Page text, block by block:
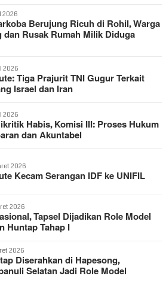
2026
Berujung Ricuh di Rohil, Warga
dan Rusak Rumah Milik Diduga
2026
Tiga Prajurit TNI Gugur Terkait
Israel dan Iran
2026
Habis, Komisi III: Proses Hukum
dan Akuntabel
2026
Kecam Serangan IDF ke UNIFIL
2026
Tapsel Dijadikan Role Model
Huntap Tahap I
2026
Diserahkan di Hapesong,
Selatan Jadi Role Model